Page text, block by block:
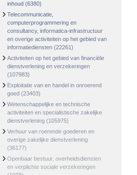
inhoud (6380)
Telecommunicatie,
computerprogrammering en
consultancy, informatica-infrastructuur
en overige activiteiten op het gebied van
informatiediensten (22261)
Activiteiten op het gebied van financiële
dienstverlening en verzekeringen
(107983)
Exploitatie van en handel in onroerend
goed (23403)
Wetenschappelijke en technische
activiteiten en specialistische zakelijke
dienstverlening (105975)
Verhuur van roerende goederen en
overige zakelijke dienstverlening
(36177)
Openbaar bestuur, overheidsdiensten
en verplichte sociale verzekeringen